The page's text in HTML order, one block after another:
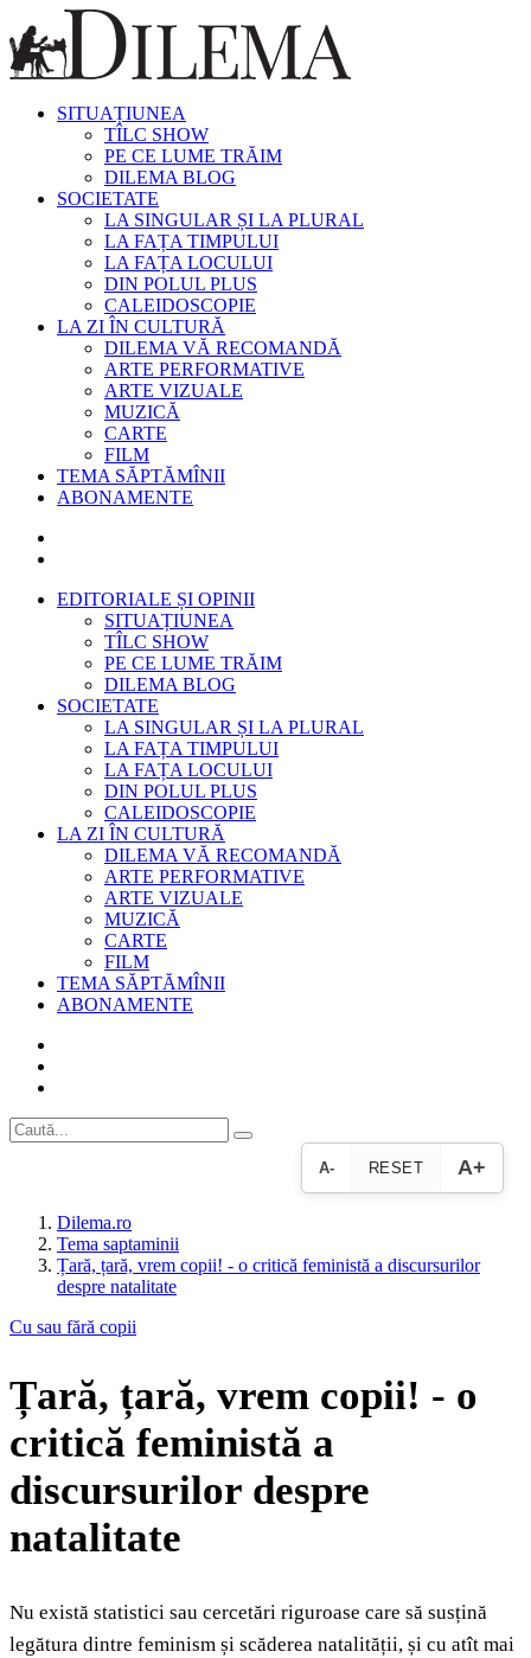
SITUAȚIUNEA
TÎLC SHOW
PE CE LUME TRĂIM
DILEMA BLOG
SOCIETATE
LA SINGULAR ȘI LA PLURAL
LA FAȚA TIMPULUI
LA FAȚA LOCULUI
DIN POLUL PLUS
CALEIDOSCOPIE
LA ZI ÎN CULTURĂ
DILEMA VĂ RECOMANDĂ
ARTE PERFORMATIVE
ARTE VIZUALE
MUZICĂ
CARTE
FILM
TEMA SĂPTĂMÎNII
ABONAMENTE
EDITORIALE ȘI OPINII
SITUAȚIUNEA
TÎLC SHOW
PE CE LUME TRĂIM
DILEMA BLOG
SOCIETATE
LA SINGULAR ȘI LA PLURAL
LA FAȚA TIMPULUI
LA FAȚA LOCULUI
DIN POLUL PLUS
CALEIDOSCOPIE
LA ZI ÎN CULTURĂ
DILEMA VĂ RECOMANDĂ
ARTE PERFORMATIVE
ARTE VIZUALE
MUZICĂ
CARTE
FILM
TEMA SĂPTĂMÎNII
ABONAMENTE
A- RESET A+
Dilema.ro
Tema saptaminii
Țară, țară, vrem copii! - o critică feministă a discursurilor
despre natalitate
Cu sau fără copii
Țară, țară, vrem copii! - o
critică feministă a
discursurilor despre
natalitate
Nu există statistici sau cercetări riguroase care să susțină
legătura dintre feminism și scăderea natalității, și cu atît mai